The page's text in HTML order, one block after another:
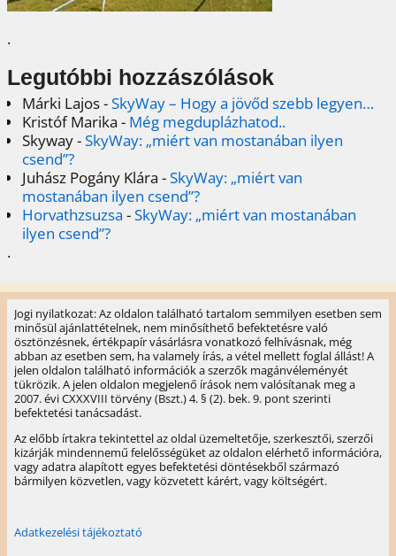
.
Legutóbbi hozzászólások
Márki Lajos-SkyWay – Hogy a jövőd szebb legyen…
Kristóf Marika - Még megduplázhatod..
Skyway-SkyWay: „miért van mostanában ilyen
csend”?
Juhász Pogány Klára -SkyWay: „miért van
mostanában ilyen csend”?
Horvathzsuzsa -SkyWay: „miért van mostanában
ilyen csend”?
.
Jogi nyilatkozat: Az oldalon található tartalom semmilyen esetben sem
minősül ajánlattételnek, nem minősíthető befektetésre való
ösztönzésnek, értékpapír vásárlásra vonatkozó felhívásnak, még
abban az esetben sem, ha valamely írás, a vétel mellett foglal állást! A
jelen oldalon található információk a szerzők magánvéleményét
tükrözik. A jelen oldalon megjelenő írások nem valósítanak meg a
2007. évi CXXXVIII törvény (Bszt.) 4. § (2). bek. 9. pont szerinti
befektetési tanácsadást.
Az előbb írtakra tekintettel az oldal üzemeltetője, szerkesztői, szerzői
kizárják mindennemű felelősségüket az oldalon elérhető információra,
vagy adatra alapított egyes befektetési döntésekből származó
bármilyen közvetlen, vagy közvetett kárért, vagy költségért.
Adatkezelési tájékoztató